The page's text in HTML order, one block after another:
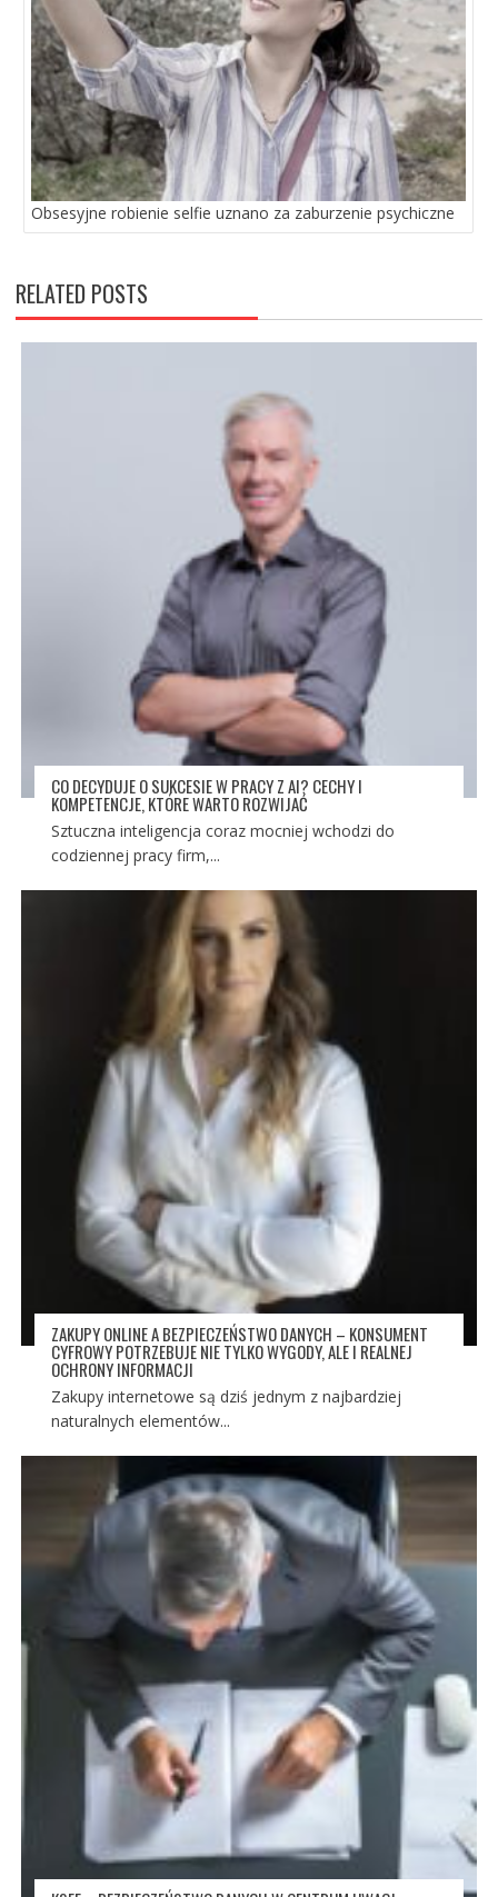
Obsesyjne robienie selfie uznano za zaburzenie psychiczne
RELATED POSTS
CO DECYDUJE O SUKCESIE W PRACY Z AI? CECHY I
KOMPETENCJE, KTÓRE WARTO ROZWIJAĆ
Sztuczna inteligencja coraz mocniej wchodzi do
codziennej pracy firm,...
ZAKUPY ONLINE A BEZPIECZEŃSTWO DANYCH – KONSUMENT
CYFROWY POTRZEBUJE NIE TYLKO WYGODY, ALE I REALNEJ
OCHRONY INFORMACJI
Zakupy internetowe są dziś jednym z najbardziej
naturalnych elementów...